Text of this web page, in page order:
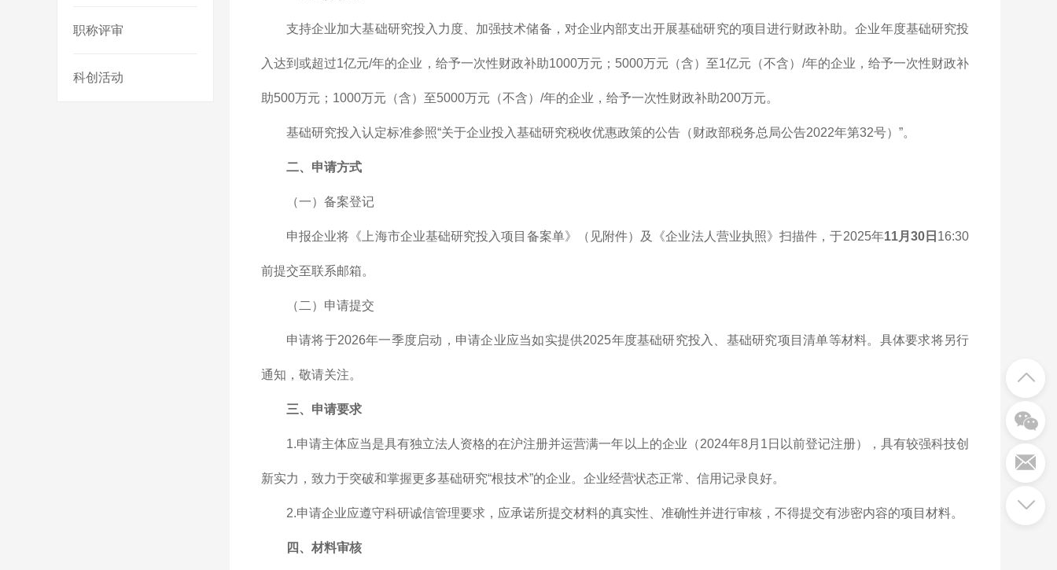
职称评审
科创活动
支持企业加大基础研究投入力度、加强技术储备，对企业内部支出开展基础研究的项目进行财政补助。企业年度基础研究投
入达到或超过1亿元/年的企业，给予一次性财政补助1000万元；5000万元（含）至1亿元（不含）/年的企业，给予一次性财政补
助500万元；1000万元（含）至5000万元（不含）/年的企业，给予一次性财政补助200万元。
基础研究投入认定标准参照“关于企业投入基础研究税收优惠政策的公告（财政部税务总局公告2022年第32号）”。
二、申请方式
（一）备案登记
申报企业将《上海市企业基础研究投入项目备案单》（见附件）及《企业法人营业执照》扫描件，于2025年11月30日 16:30
前提交至联系邮箱。
（二）申请提交
申请将于2026年一季度启动，申请企业应当如实提供2025年度基础研究投入、基础研究项目清单等材料。具体要求将另行
通知，敬请关注。
三、申请要求
1.申请主体应当是具有独立法人资格的在沪注册并运营满一年以上的企业（2024年8月1日以前登记注册），具有较强科技创
新实力，致力于突破和掌握更多基础研究“根技术”的企业。企业经营状态正常、信用记录良好。
2.申请企业应遵守科研诚信管理要求，应承诺所提交材料的真实性、准确性并进行审核，不得提交有涉密内容的项目材料。
四、材料审核